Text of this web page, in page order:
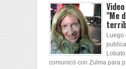
"Me
comunicó con Zulma para